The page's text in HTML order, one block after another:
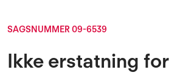
SAGSNUMMER 09-6539
Ikke erstatning for